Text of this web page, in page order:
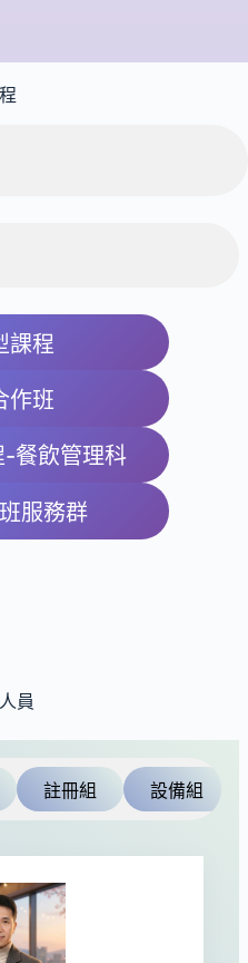
課程
作班
餐飲管理科
服務群
員
註冊組 設備組